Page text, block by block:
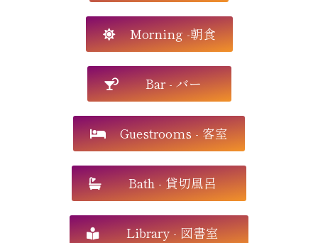
Morning -朝食
Bar - バー
Guestrooms - 客室
Bath - 貸切風呂
Library - 図書室